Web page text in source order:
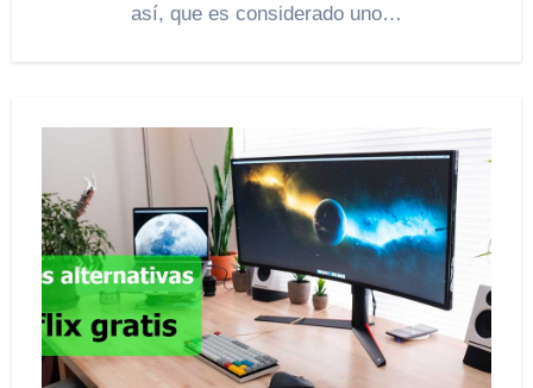
así, que es considerado uno…